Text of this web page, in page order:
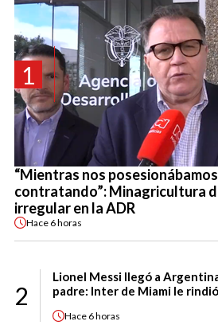
1
“Mientras nos
contratando”: Minagricultura
irregular en la ADR
Hace 6 horas
2
Lionel Messi llegó a
padre: Inter de Miami le
Hace 6 horas